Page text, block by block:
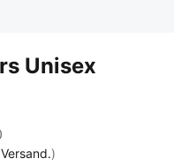
Unisex
Versand.)